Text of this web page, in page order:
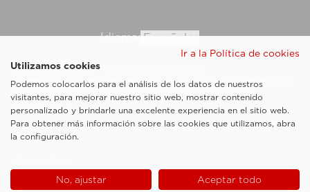
Idioma:
Esaote SpA ©2026 - Vat Code IT05131180969
Sociedad sujeta a la actividad de dirección y coordinación de Shanghai Luzi
Enterprise Management Consultancy Center (Limited Partnership)
Notas legales
Cookie Policy
Ir a la Política de cookies
Utilizamos cookies
Podemos colocarlos para el análisis de los datos de nuestros
visitantes, para mejorar nuestro sitio web, mostrar contenido
personalizado y brindarle una excelente experiencia en el sitio web.
Para obtener más información sobre las cookies que utilizamos, abra
la configuración.
No, ajustar Aceptar todo